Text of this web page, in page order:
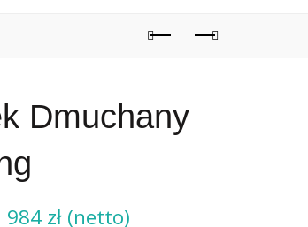
Dmuchany
984 zł (netto)